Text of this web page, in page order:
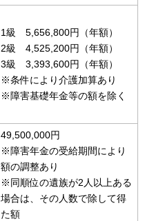
1級 5,656,800円（年額）
2級 4,525,200円（年額）
3級 3,393,600円（年額）
※条件により介護加算あり
※障害基礎年金等の額を除く
49,500,000円
※障害年金の受給期間により
額の調整あり
※同順位の遺族が2人以上ある
場合は、その人数で除して得
た額